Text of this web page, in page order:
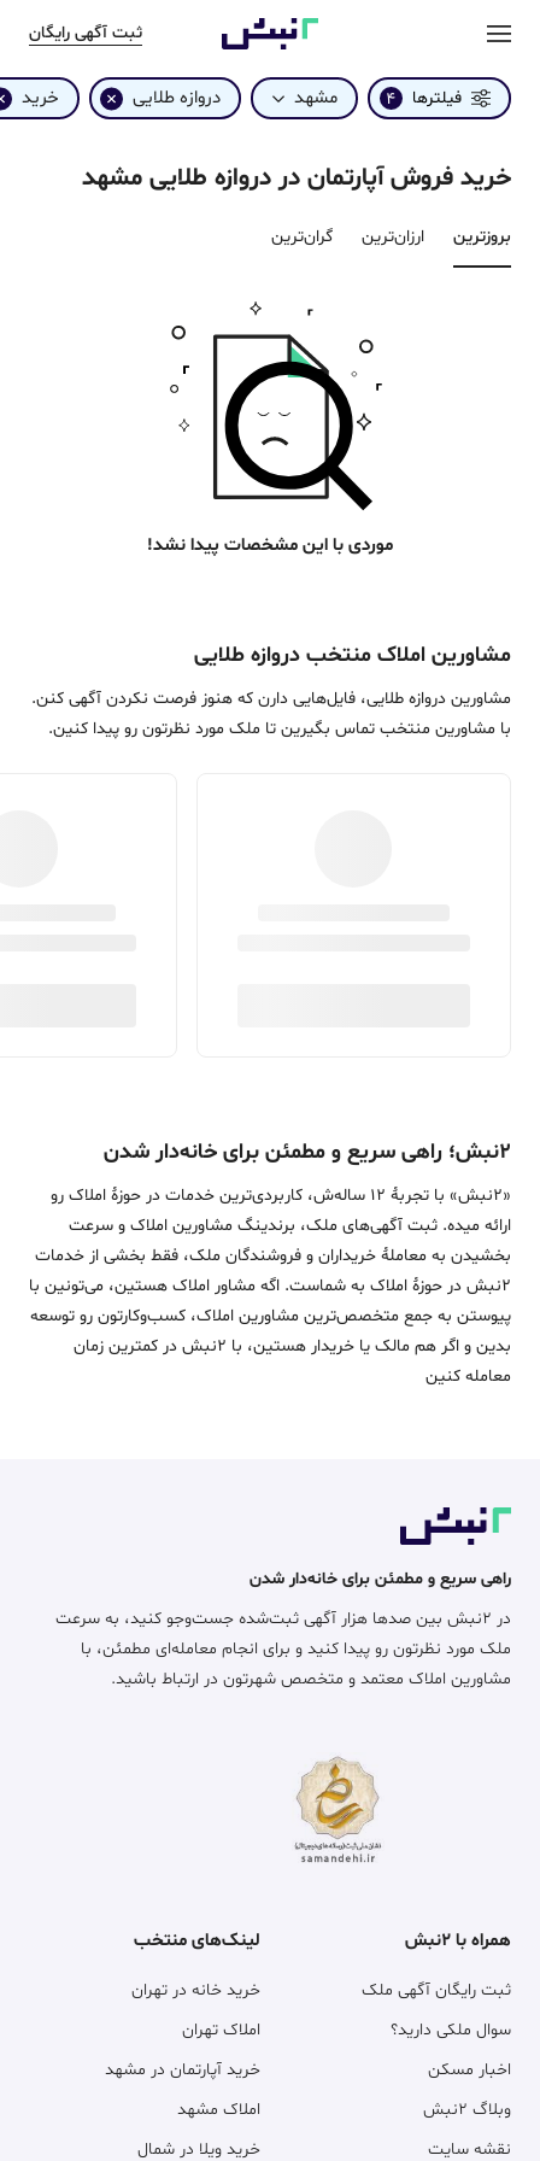
ثبت آگهی رایگان
فیلترها 4 مشهد دروازه طلایی خرید
خرید فروش آپارتمان در دروازه طلایی مشهد
بروزترین‌ ارزان‌ترین گران‌ترین
موردی با این مشخصات پیدا نشد!
مشاورین املاک منتخب دروازه طلایی
مشاورین دروازه طلایی، فایل‌هایی دارن که هنوز فرصت نکردن آگهی کنن.
با مشاورین منتخب تماس بگیرین تا ملک مورد نظرتون رو پیدا کنین.
۲نبش؛ راهی سریع و مطمئن برای خانه‌دار شدن
«2نبش» با تجربۀ 12 ساله‌ش، کاربردی‌ترین خدمات در حوزۀ املاک رو
ارائه میده. ثبت آگهی‌های ملک، برندینگ مشاورین املاک و سرعت
بخشیدن به معاملۀ خریداران و فروشندگان ملک، فقط بخشی از خدمات
2نبش در حوزۀ املاک به شماست. اگه مشاور املاک هستین، می‌تونین با
پیوستن به جمع متخصص‌ترین مشاورین املاک، کسب‌وکارتون رو توسعه
بدین و اگر هم مالک یا خریدار هستین، با 2نبش در کمترین زمان
معامله‌ کنین
راهی سریع و مطمئن برای خانه‌دار شدن
در ۲نبش بین صدها هزار آگهی ثبت‌شده جست‌وجو کنید، به سرعت
ملک مورد نظرتون رو پیدا کنید و برای انجام معامله‌ای مطمئن، با
مشاورین املاک معتمد و متخصص شهرتون در ارتباط باشید.
همراه با ۲نبش
ثبت رایگان آگهی ملک
سوال ملکی دارید؟
اخبار مسکن
وبلاگ ۲نبش
نقشه سایت
لینک‌های منتخب
خرید خانه در تهران
املاک تهران
خرید آپارتمان در مشهد
املاک مشهد
خرید ویلا در شمال